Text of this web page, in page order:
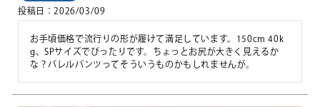
投稿日 2026/03/09
お手頃価格で流行りの形が履けて満足しています。150cm 40k
g、SPサイズでぴったりです。ちょっとお尻が大きく見えるか
な？バレルパンツってそういうものかもしれませんが。